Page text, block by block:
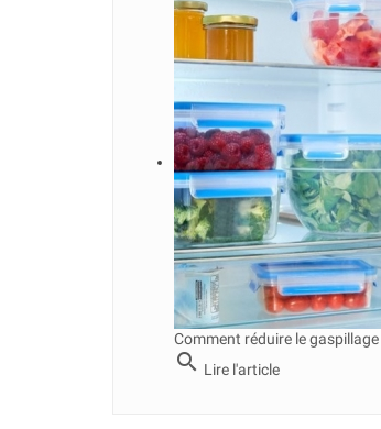
Comment réduire le
search Lire l'article